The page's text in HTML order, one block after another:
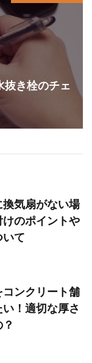
抜き栓のチェ
換気扇がない場
のポイントや
いて
ンクリート舗
！適切な厚さ